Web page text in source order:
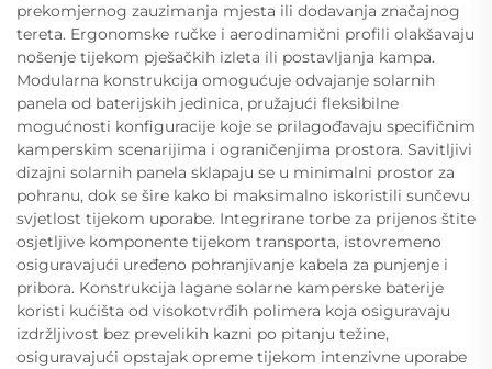
prekomjernog zauzimanja mjesta ili dodavanja značajnog
tereta. Ergonomske ručke i aerodinamični profili olakšavaju
nošenje tijekom pješačkih izleta ili postavljanja kampa.
Modularna konstrukcija omogućuje odvajanje solarnih
panela od baterijskih jedinica, pružajući fleksibilne
mogućnosti konfiguracije koje se prilagođavaju specifičnim
kamperskim scenarijima i ograničenjima prostora. Savitljivi
dizajni solarnih panela sklapaju se u minimalni prostor za
pohranu, dok se šire kako bi maksimalno iskoristili sunčevu
svjetlost tijekom uporabe. Integrirane torbe za prijenos štite
osjetljive komponente tijekom transporta, istovremeno
osiguravajući uređeno pohranjivanje kabela za punjenje i
pribora. Konstrukcija lagane solarne kamperske baterije
koristi kućišta od visokotvrđih polimera koja osiguravaju
izdržljivost bez prevelikih kazni po pitanju težine,
osiguravajući opstajak opreme tijekom intenzivne uporabe